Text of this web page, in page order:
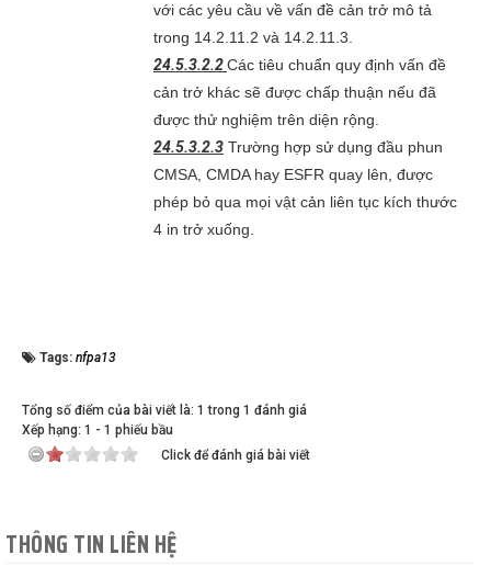
với các yêu cầu về vấn đề cản trở mô tả
trong 14.2.11.2 và 14.2.11.3.
24.5.3.2.2Các tiêu chuẩn quy định vấn đề
cản trở khác sẽ được chấp thuận nếu đã
được thử nghiệm trên diện rộng.
24.5.3.2.3 Trường hợp sử dụng đầu phun
CMSA, CMDA hay ESFR quay lên, được
phép bỏ qua mọi vật cản liên tục kích thước
4 in trở xuống.
Tags: nfpa13
Tổng số điểm của bài viết là: 1 trong 1 đánh giá
Xếp hạng: 1 - 1 phiếu bầu
Click để đánh giá bài viết
THÔNG TIN LIÊN HỆ